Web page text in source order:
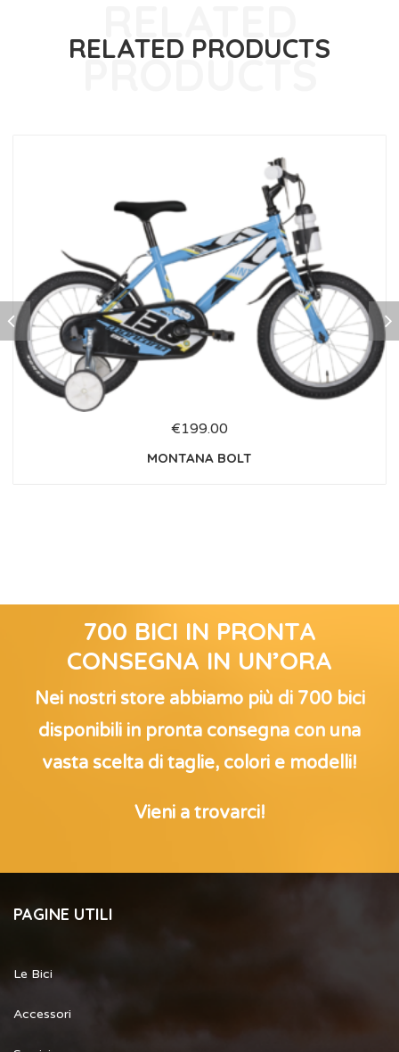
RELATED PRODUCTS
€199.00
MONTANA BOLT
700 BICI IN PRONTA
CONSEGNA IN UN’ORA
Nei nostri store abbiamo più di 700 bici
disponibili in pronta consegna con una
vasta scelta di taglie, colori e modelli!
Vieni a trovarci!
PAGINE UTILI
Le Bici
Accessori